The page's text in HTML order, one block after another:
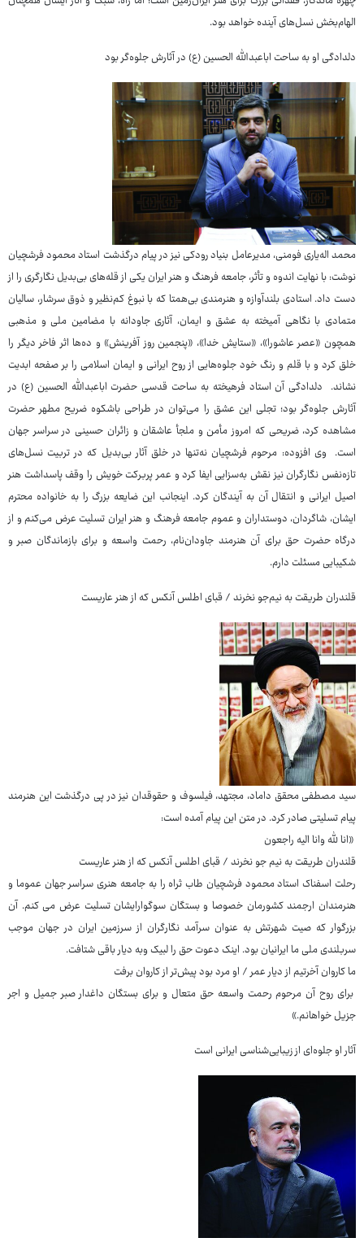
الهام‌بخش نسل‌های آینده خواهد بود.
دلدادگی او به ساحت اباعبدالله الحسین (ع) در آثارش جلوه‌گر بود
محمد اله‌یاری فومنی، مدیرعامل بنیاد رودکی نیز در پیام درگذشت استاد محمود فرشچیان
نوشت: با نهایت اندوه و تأثر، جامعه فرهنگ و هنر ایران یکی از قله‌های بی‌بدیل نگارگری را از
دست داد. استادی بلندآوازه و هنرمندی بی‌همتا که با نبوغ کم‌نظیر و ذوق سرشار، سالیان
متمادی با نگاهی آمیخته به عشق و ایمان، آثاری جاودانه با مضامین ملی و مذهبی
همچون «عصر عاشورا»، «ستایش خدا»، «پنجمین روز آفرینش» و ده‌ها اثر فاخر دیگر را
خلق کرد و با قلم و رنگ خود جلوه‌هایی از روح ایرانی و ایمان اسلامی را بر صفحه ابدیت
نشاند. دلدادگی آن استاد فرهیخته به ساحت قدسی حضرت اباعبدالله الحسین (ع) در
آثارش جلوه‌گر بود؛ تجلی این عشق را می‌توان در طراحی باشکوه ضریح مطهر حضرت
مشاهده کرد، ضریحی که امروز مأمن و ملجأ عاشقان و زائران حسینی در سراسر جهان
است. وی افزوده: مرحوم فرشچیان نه‌تنها در خلق آثار بی‌بدیل که در تربیت نسل‌های
تازه‌نفس نگارگران نیز نقش به‌سزایی ایفا کرد و عمر پربرکت خویش را وقف پاسداشت هنر
اصیل ایرانی و انتقال آن به آیندگان کرد. اینجانب این ضایعه بزرگ را به خانواده محترم
ایشان، شاگردان، دوستداران و عموم جامعه فرهنگ و هنر ایران تسلیت عرض می‌کنم و از
درگاه حضرت حق برای آن هنرمند جاودان‌نام، رحمت واسعه و برای بازماندگان صبر و
شکیبایی مسئلت دارم.
قلندران طریقت به نیم‌جو نخرند / قبای اطلس آنکس که از هنر عاریست
سید مصطفی محقق داماد، مجتهد، فیلسوف و حقوقدان نیز در پی درگذشت این هنرمند
پیام تسلیتی صادر کرد. در متن این پیام آمده است:
«انا لله وانا الیه راجعون
قلندران طریقت به نیم جو نخرند / قبای اطلس آنکس که از هنر عاریست
رحلت اسفناک استاد محمود فرشچیان طاب ثراه را به جامعه هنری سراسر جهان عموما و
هنرمندان ارجمند کشورمان خصوصا و بستگان سوگوارایشان تسلیت عرض می کنم. آن
بزرگوار که صیت شهرتش به عنوان سرآمد نگارگران از سرزمین ایران در جهان موجب
سربلندی ملی ما ایرانیان بود. اینک دعوت حق را لبیک وبه دیار باقی شتافت.
ما کاروان آخرتیم از دیار عمر / او مرد بود پیش‌تر از کاروان برفت
برای روح آن مرحوم رحمت واسعه حق متعال و برای بستگان داغدار صبر جمیل و اجر
جزیل خواهانم.»
آثار او جلوه‌ای از زیبایی‌شناسی ایرانی است